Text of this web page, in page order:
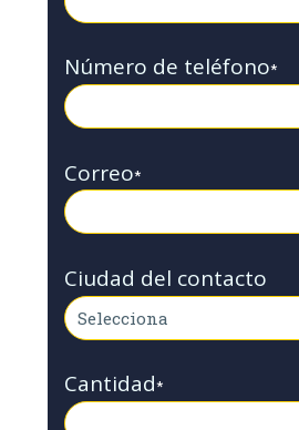
Número de teléfono*
Correo*
Ciudad del contacto
Cantidad*